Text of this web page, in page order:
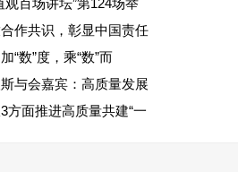
观百场讲坛”第124场举
作共识，彰显中国责任
“数”度，乘“数”而
与会嘉宾：高质量发展
方面推进高质量共建“一